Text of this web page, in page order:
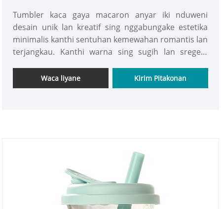
Tumbler kaca gaya macaron anyar iki nduweni
desain unik lan kreatif sing nggabungake estetika
minimalis kanthi sentuhan kemewahan romantis lan
terjangkau. Kanthi warna sing sugih lan sregep,
menehi getaran sing nyenengake lan semangat. Kita
ngajak sampeyan teka lan njupuk siji.
Waca liyane Kirim Pitakonan